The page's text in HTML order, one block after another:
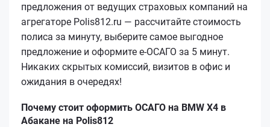
предложения от ведущих страховых компаний на
агрегаторе Polis812.ru — рассчитайте стоимость
полиса за минуту, выберите самое выгодное
предложение и оформите е‑ОСАГО за 5 минут.
Никаких скрытых комиссий, визитов в офис и
ожидания в очередях!
Почему стоит оформить ОСАГО на BMW X4 в
Абакане на Polis812